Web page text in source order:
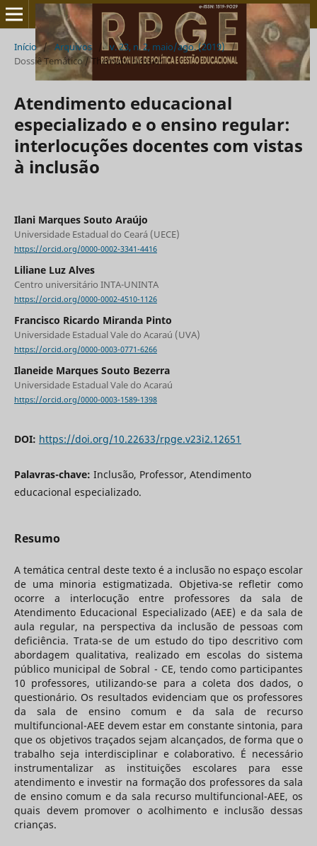
Início / Arquivos / v. 23, n. 2, maio/ago. (2019) /
Dossiê Temático / Thematic dossier
Atendimento educacional
especializado e o ensino regular:
interlocuções docentes com vistas
à inclusão
Ilani Marques Souto Araújo
Universidade Estadual do Ceará (UECE)
https://orcid.org/0000-0002-3341-4416
Liliane Luz Alves
Centro universitário INTA-UNINTA
https://orcid.org/0000-0002-4510-1126
Francisco Ricardo Miranda Pinto
Universidade Estadual Vale do Acaraú (UVA)
https://orcid.org/0000-0003-0771-6266
Ilaneide Marques Souto Bezerra
Universidade Estadual Vale do Acaraú
https://orcid.org/0000-0003-1589-1398
DOI: https://doi.org/10.22633/rpge.v23i2.12651
Palavras-chave: Inclusão, Professor, Atendimento
educacional especializado.
Resumo
A temática central deste texto é a inclusão no espaço escolar
de uma minoria estigmatizada. Objetiva-se refletir como
ocorre a interlocução entre professores da sala de
Atendimento Educacional Especializado (AEE) e da sala de
aula regular, na perspectiva da inclusão de pessoas com
deficiência. Trata-se de um estudo do tipo descritivo com
abordagem qualitativa, realizado em escolas do sistema
público municipal de Sobral - CE, tendo como participantes
10 professores, utilizando-se para a coleta dos dados, o
questionário. Os resultados evidenciam que os professores
da sala de ensino comum e da sala de recurso
multifuncional-AEE devem estar em constante sintonia, para
que os objetivos traçados sejam alcançados, de forma que o
trabalho seja interdisciplinar e colaborativo. É necessário
instrumentalizar as instituições escolares para esse
atendimento e investir na formação dos professores da sala
de ensino comum e da sala recurso multifuncional-AEE, os
quais devem promover o acolhimento e inclusão dessas
crianças.